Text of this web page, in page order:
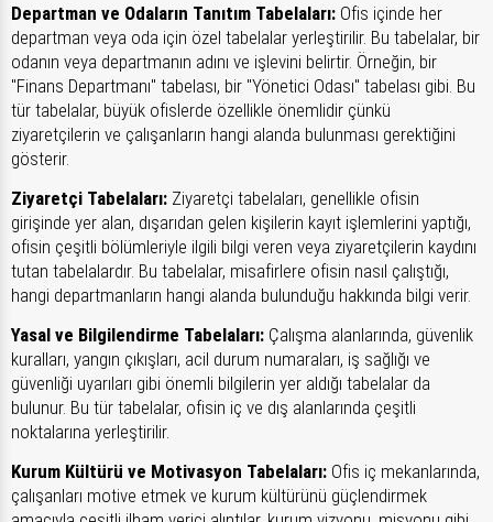
Departman ve Odaların Tanıtım Tabelaları: Ofis içinde her
departman veya oda için özel tabelalar yerleştirilir. Bu tabelalar, bir
odanın veya departmanın adını ve işlevini belirtir. Örneğin, bir
"Finans Departmanı" tabelası, bir "Yönetici Odası" tabelası gibi. Bu
tür tabelalar, büyük ofislerde özellikle önemlidir çünkü
ziyaretçilerin ve çalışanların hangi alanda bulunması gerektiğini
gösterir.
Ziyaretçi Tabelaları: Ziyaretçi tabelaları, genellikle ofisin
girişinde yer alan, dışarıdan gelen kişilerin kayıt işlemlerini yaptığı,
ofisin çeşitli bölümleriyle ilgili bilgi veren veya ziyaretçilerin kaydını
tutan tabelalardır. Bu tabelalar, misafirlere ofisin nasıl çalıştığı,
hangi departmanların hangi alanda bulunduğu hakkında bilgi verir.
Yasal ve Bilgilendirme Tabelaları: Çalışma alanlarında, güvenlik
kuralları, yangın çıkışları, acil durum numaraları, iş sağlığı ve
güvenliği uyarıları gibi önemli bilgilerin yer aldığı tabelalar da
bulunur. Bu tür tabelalar, ofisin iç ve dış alanlarında çeşitli
noktalarına yerleştirilir.
Kurum Kültürü ve Motivasyon Tabelaları: Ofis iç mekanlarında,
çalışanları motive etmek ve kurum kültürünü güçlendirmek